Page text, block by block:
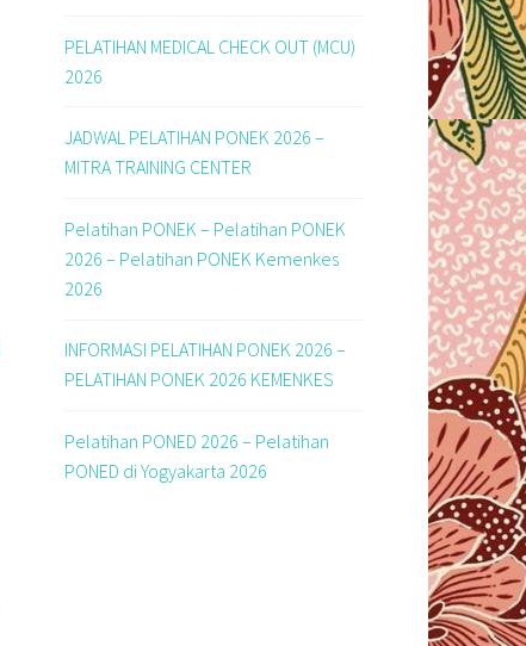
PELATIHAN MEDICAL CHECK OUT (MCU)
2026
JADWAL PELATIHAN PONEK 2026 –
MITRA TRAINING CENTER
Pelatihan PONEK – Pelatihan PONEK
2026 – Pelatihan PONEK Kemenkes
2026
INFORMASI PELATIHAN PONEK 2026 –
PELATIHAN PONEK 2026 KEMENKES
Pelatihan PONED 2026 – Pelatihan
PONED di Yogyakarta 2026